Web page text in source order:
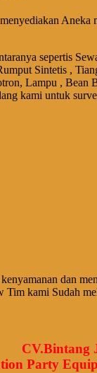
sepertis
Sintetis ,
Lampu ,
kami untuk
dan
kami Sudah
CV.Bintang
Party